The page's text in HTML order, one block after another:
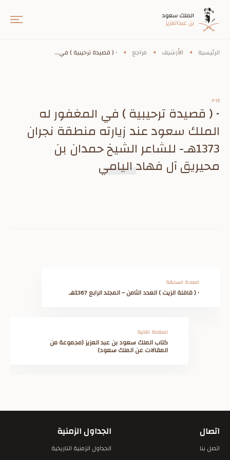
الرئيسية الأرشيف مراجع • ( قصيدة ترحيبية ) في...
٢٠١٤
• ( قصيدة ترحيبية ) في المغفور له
الملك سعود عند زيارته منطقة نجران
1373هـ- للشاعر الشيخ حمدان بن
محيريق آل فهاد اليامي
المادة السابقة
• ( قافلة الزيت ) العدد الثامن – المجلد الرابع 1367هـ
المقالة التالية
كتاب الملك سعود بن عبد العزيز (مجموعة من
المقالات عن الملك سعود)
اتصال
اتصل بنا
الجداول الزمنية
الجداول الزمنية التاريخية